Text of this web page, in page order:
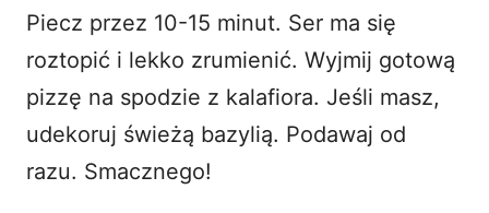
Piecz przez 10-15 minut. Ser ma się
roztopić i lekko zrumienić. Wyjmij gotową
pizzę na spodzie z kalafiora. Jeśli masz,
udekoruj świeżą bazylią. Podawaj od
razu. Smacznego!